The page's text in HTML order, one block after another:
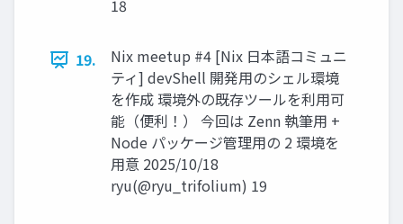
18
19.
Nix meetup #4 [Nix 日本語コミュニ
ティ] devShell 開発用のシェル環境
を作成 環境外の既存ツールを利用可
能（便利！） 今回は Zenn 執筆用 +
Node パッケージ管理用の 2 環境を
用意 2025/10/18
ryu(@ryu_trifolium) 19